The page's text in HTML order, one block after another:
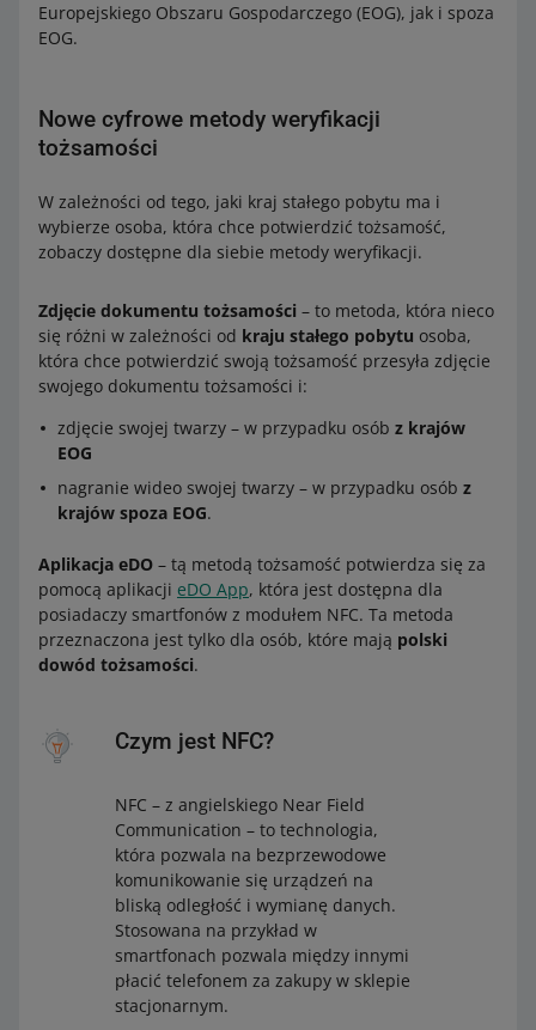
Europejskiego Obszaru Gospodarczego (EOG), jak i spoza
EOG.
Nowe cyfrowe metody weryfikacji
tożsamości
W zależności od tego, jaki kraj stałego pobytu ma i
wybierze osoba, która chce potwierdzić tożsamość,
zobaczy dostępne dla siebie metody weryfikacji.
Zdjęcie dokumentu tożsamości – to metoda, która nieco
się różni w zależności od kraju stałego pobytu osoba,
która chce potwierdzić swoją tożsamość przesyła zdjęcie
swojego dokumentu tożsamości i:
zdjęcie swojej twarzy – w przypadku osób z krajów
EOG
nagranie wideo swojej twarzy – w przypadku osób z
krajów spoza EOG.
Aplikacja eDO – tą metodą tożsamość potwierdza się za
pomocą aplikacji eDO App, która jest dostępna dla
posiadaczy smartfonów z modułem NFC. Ta metoda
przeznaczona jest tylko dla osób, które mają polski
dowód tożsamości.
Czym jest NFC?
NFC – z angielskiego Near Field
Communication – to technologia,
która pozwala na bezprzewodowe
komunikowanie się urządzeń na
bliską odległość i wymianę danych.
Stosowana na przykład w
smartfonach pozwala między innymi
płacić telefonem za zakupy w sklepie
stacjonarnym.